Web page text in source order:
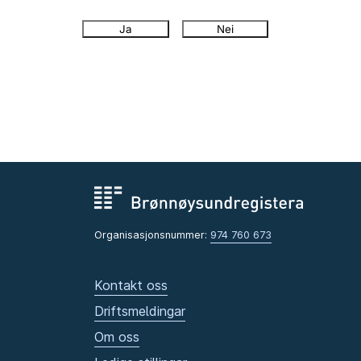
Ja Nei
Organisasjonsnummer: 974 760 673
Kontakt oss
Driftsmeldingar
Om oss